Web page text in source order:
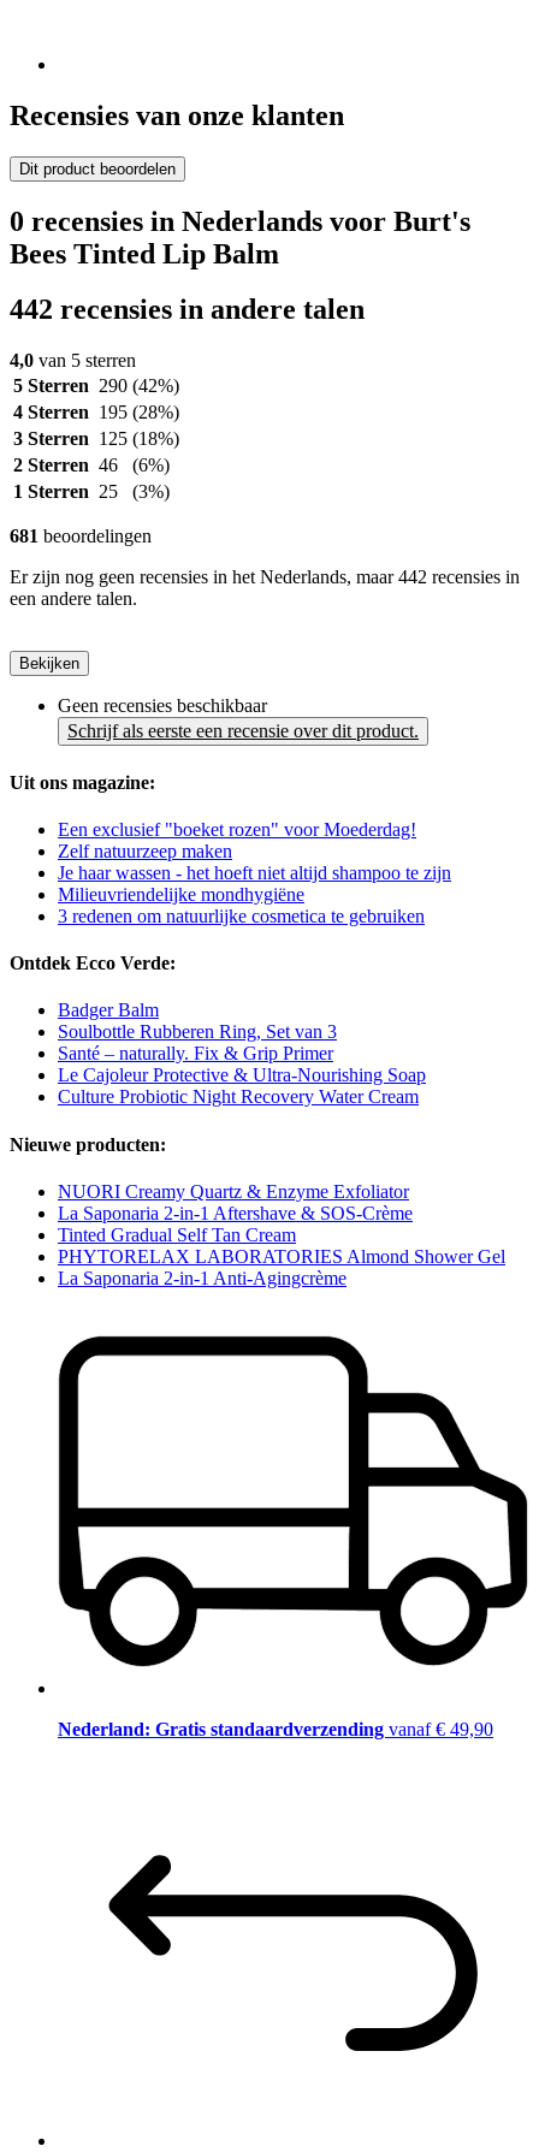
Recensies van onze klanten
Dit product beoordelen
0 recensies in Nederlands voor Burt's
Bees Tinted Lip Balm
442 recensies in andere talen
4,0 van 5 sterren
5 Sterren 290 (42%)
4 Sterren 195 (28%)
3 Sterren 125 (18%)
2 Sterren 46
(6%)
1 Sterren 25 (3%)
681 beoordelingen
Er zijn nog geen recensies in het Nederlands, maar 442 recensies in
een andere talen.
Bekijken
Geen recensies beschikbaar
Schrijf als eerste een recensie over dit product.
Uit ons magazine:
Een exclusief "boeket rozen" voor Moederdag!
Zelf natuurzeep maken
Je haar wassen - het hoeft niet altijd shampoo te zijn
Milieuvriendelijke mondhygiëne
3 redenen om natuurlijke cosmetica te gebruiken
Ontdek Ecco Verde:
Badger Balm
Soulbottle Rubberen Ring, Set van 3
Santé – naturally. Fix & Grip Primer
Le Cajoleur Protective & Ultra-Nourishing Soap
Culture Probiotic Night Recovery Water Cream
Nieuwe producten:
NUORI Creamy Quartz & Enzyme Exfoliator
La Saponaria 2-in-1 Aftershave & SOS-Crème
Tinted Gradual Self Tan Cream
PHYTORELAX LABORATORIES Almond Shower Gel
La Saponaria 2-in-1 Anti-Agingcrème
Nederland: Gratis standaardverzending vanaf € 49,90